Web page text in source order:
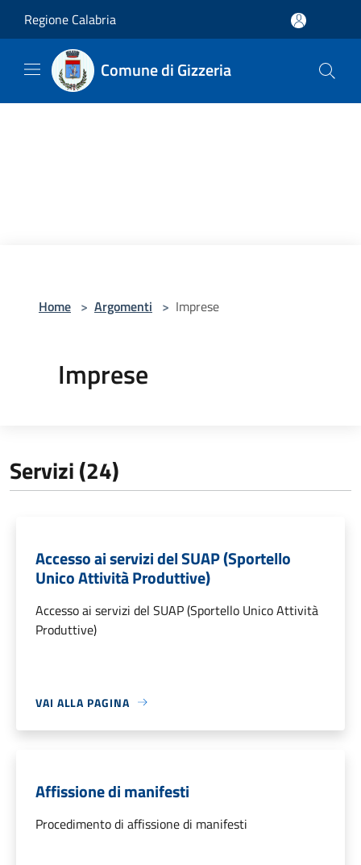
Regione Calabria
Comune di Gizzeria
Home > Argomenti > Imprese
Imprese
Servizi (24)
Accesso ai servizi del SUAP (Sportello
Unico Attività Produttive)
Accesso ai servizi del SUAP (Sportello Unico Attività
Produttive)
VAI ALLA PAGINA
Affissione di manifesti
Procedimento di affissione di manifesti